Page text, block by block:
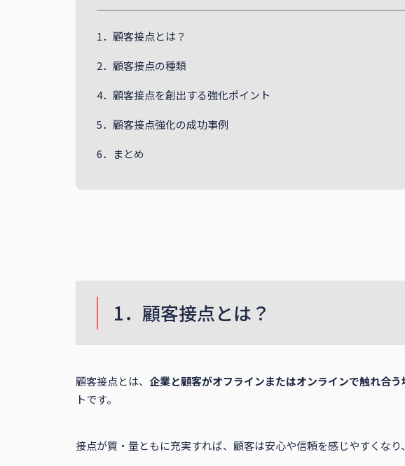
1．顧客接点とは？
2．顧客接点の種類
4．顧客接点を創出する強化ポイント
5．顧客接点強化の成功事例
6．まとめ
1．顧客接点とは？
顧客接点とは、 企業と顧客がオフラインまたはオンラインで触れ合う
トです。
接点が質・量ともに充実すれば、顧客は安心や信頼を感じやすくなり